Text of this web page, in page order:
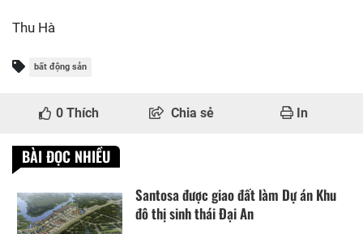
Thu Hà
bất động sản
0 Thích Chia sẻ In
BÀI ĐỌC NHIỀU
Santosa được giao đất làm Dự án Khu
đô thị sinh thái Đại An